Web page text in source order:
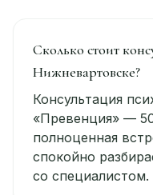
Сколько стоит
Нижневартовске?
Консультация
«Превенция» —
полноценная
спокойно
со специалистом.